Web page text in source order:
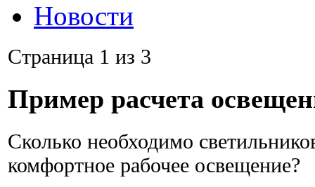
Новости
Страница 1 из 3
Пример расчета
Сколько необходимо
комфортное рабочее освещение?